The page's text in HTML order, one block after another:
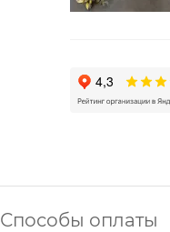
Способы оплаты